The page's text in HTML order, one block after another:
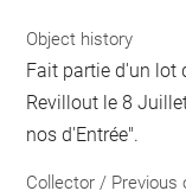
Object history
Fait partie d'un lot
Revillout le 8
nos d'Entrée".
Collector /